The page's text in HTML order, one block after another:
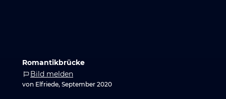
Romantikbrücke
Bild melden
von Elfriede, September 2020